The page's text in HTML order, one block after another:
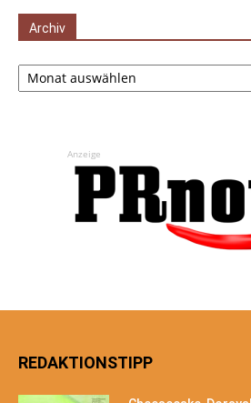
Archiv
Archiv
Anzeige
REDAKTIONSTIPP